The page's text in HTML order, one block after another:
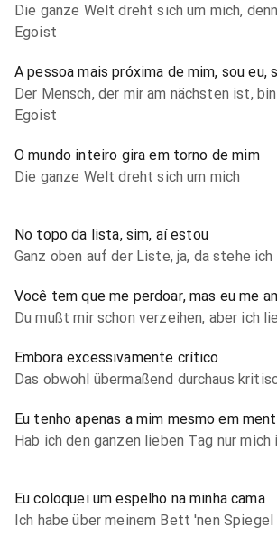
Die ganze Welt dreht sich um mich,
Egoist
A pessoa mais próxima de mim, sou eu,
Der Mensch, der mir am nächsten ist,
Egoist
O mundo inteiro gira em torno de mim
Die ganze Welt dreht sich um mich
No topo da lista, sim, aí estou
Ganz oben auf der Liste, ja, da stehe ich
Você tem que me perdoar, mas eu me
Du mußt mir schon verzeihen, aber ich
Embora excessivamente crítico
Das obwohl übermaßend durchaus
Eu tenho apenas a mim mesmo em
Hab ich den ganzen lieben Tag nur mich
Eu coloquei um espelho na minha cama
Ich habe über meinem Bett 'nen